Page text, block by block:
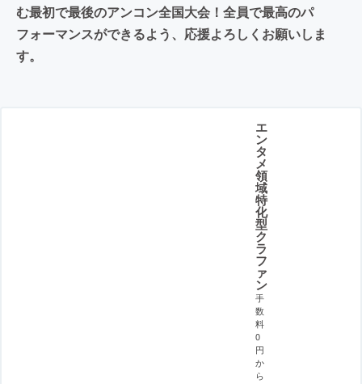
む最初で最後のアンコン全国大会！全員で最高のパ
フォーマンスができるよう、応援よろしくお願いしま
す。
エ
ン
タ
メ
領
域
特
化
型
ク
ラ
フ
ァ
ン
手
数
料
0
円
か
ら